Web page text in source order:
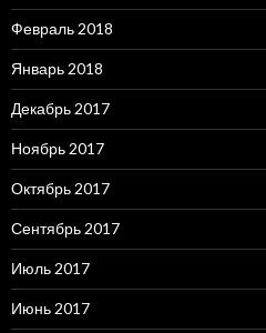
Февраль 2018
Январь 2018
Декабрь 2017
Ноябрь 2017
Октябрь 2017
Сентябрь 2017
Июль 2017
Июнь 2017